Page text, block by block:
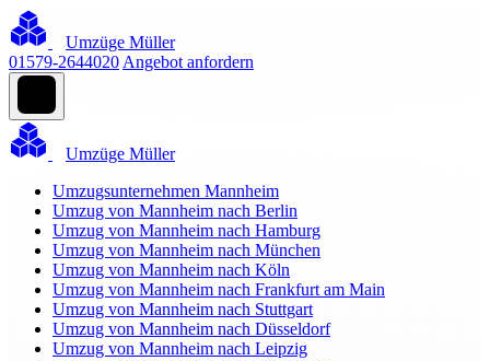
Umzüge Müller
01579-2644020 Angebot anfordern
Umzüge Müller
Umzugsunternehmen Mannheim
Umzug von Mannheim nach Berlin
Umzug von Mannheim nach Hamburg
Umzug von Mannheim nach München
Umzug von Mannheim nach Köln
Umzug von Mannheim nach Frankfurt am Main
Umzug von Mannheim nach Stuttgart
Umzug von Mannheim nach Düsseldorf
Umzug von Mannheim nach Leipzig